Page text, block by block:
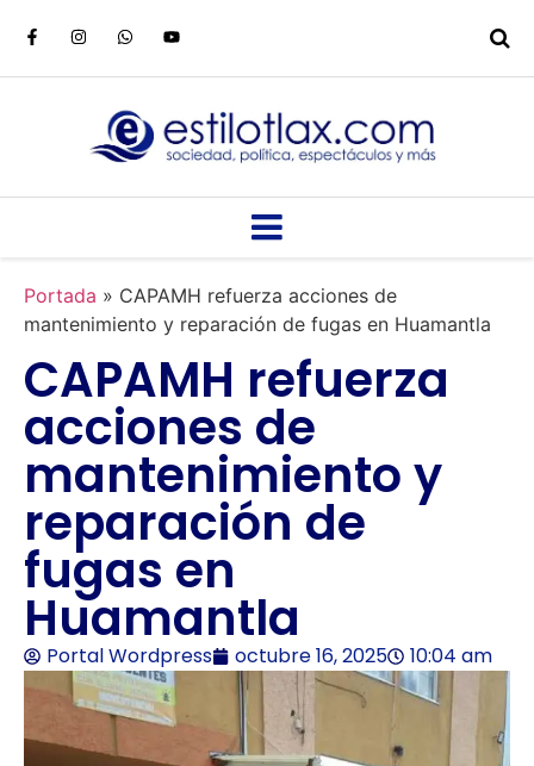
Portada » CAPAMH refuerza acciones de
mantenimiento y reparación de fugas en Huamantla
CAPAMH refuerza
acciones de
mantenimiento y
reparación de
fugas en
Huamantla
Portal Wordpress octubre 16, 2025 10:04 am